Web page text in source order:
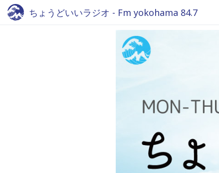
ちょうどいいラジオ - Fm yokohama 84.7